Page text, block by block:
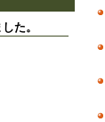
た。